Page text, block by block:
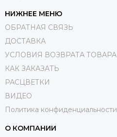
НИЖНЕЕ МЕНЮ
ОБРАТНАЯ СВЯЗЬ
ДОСТАВКА
УСЛОВИЯ ВОЗВРАТА ТОВАРА
КАК ЗАКАЗАТЬ
РАСЦВЕТКИ
ВИДЕО
Политика конфиденциальности
О КОМПАНИИ